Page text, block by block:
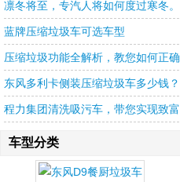
凛冬将至，专汽人将如何度过寒冬。
蓝牌压缩垃圾车可选车型
压缩垃圾功能全解析，教您如何正
东风多利卡侧装压缩垃圾车多少钱？
程力集团清洗吸污车，带您实现致
车型分类